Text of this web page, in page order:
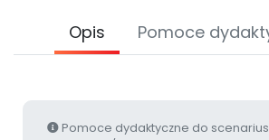
Opis Pomoce
Pomoce dydaktyczne do